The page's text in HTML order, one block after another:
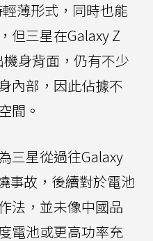
薄形式，同時也能
但三星在Galaxy Z
身背面，仍有不少
內部，因此佔據不
間。
三星從過往Galaxy
事故，後續對於電池
法，並未像中國品
電池或更高功率充